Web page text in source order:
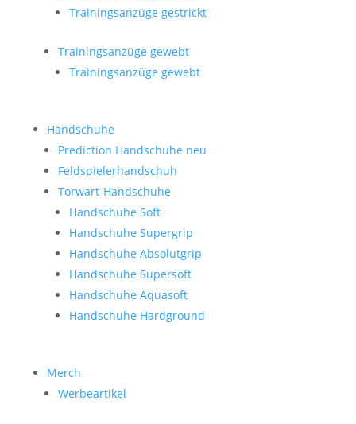
Trainingsanzüge gestrickt
Trainingsanzüge gewebt
Trainingsanzüge gewebt
Handschuhe
Prediction Handschuhe neu
Feldspielerhandschuh
Torwart-Handschuhe
Handschuhe Soft
Handschuhe Supergrip
Handschuhe Absolutgrip
Handschuhe Supersoft
Handschuhe Aquasoft
Handschuhe Hardground
Merch
Werbeartikel